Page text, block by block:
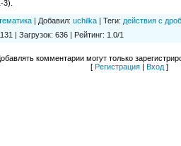
3).
| Добавил: uchilka | Теги: действия с
| Загрузок: 636 | Рейтинг: 1.0/1
комментарии могут только
[ Регистрация | Вход ]